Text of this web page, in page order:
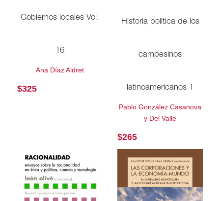
Gobiernos locales Vol.
16
Ana Díaz Aldret
$325
Historia política de los
campesinos
latinoamericanos 1
Pablo González Casanova
y Del Valle
$265